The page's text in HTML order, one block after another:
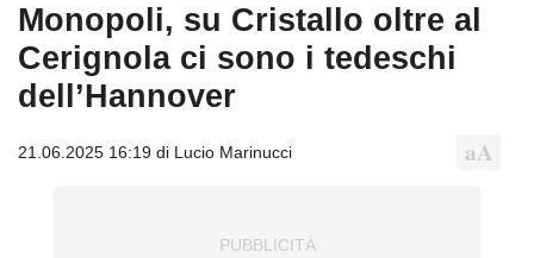
Monopoli, su Cristallo oltre al
Cerignola ci sono i tedeschi
dell’Hannover
21.06.2025 16:19 di Lucio Marinucci